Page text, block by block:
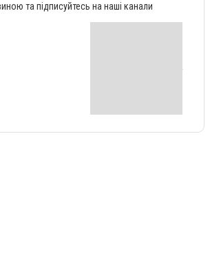
та підписуйтесь на наші канали